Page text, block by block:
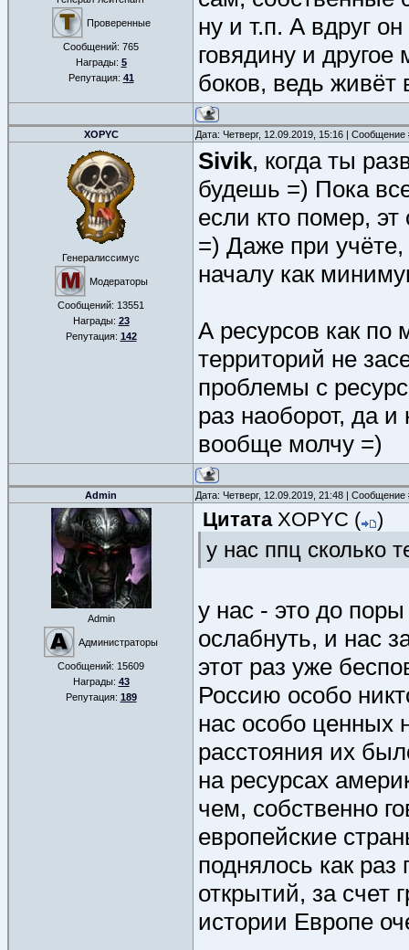
Проверенные
Сообщений: 765
Награды: 5
Репутация: 41
ну и т.п. А вдруг
говядину и
боков, ведь живёт
XOPYC Дата: Четверг, 12.09.2019, 15:16 |
Генералиссимус
Модераторы
Сообщений: 13551
Награды: 23
Репутация: 142
Sivik, когда ты
будешь =) Пока
если кто помер, эт
=) Даже при
началу как
А ресурсов как по
территорий не
проблемы с
раз наоборот, да
вообще молчу =)
Admin Дата: Четверг, 12.09.2019, 21:48 |
Admin
Администраторы
Сообщений: 15609
Награды: 43
Репутация: 189
Цитата XOPYC ( )
у нас ппц сколько
у нас - это до
ослабнуть, и нас
этот раз уже
Россию особо
нас особо ценных
расстояния их
на ресурсах
чем, собственно
европейские
поднялось как раз
открытий, за счет
истории Европе